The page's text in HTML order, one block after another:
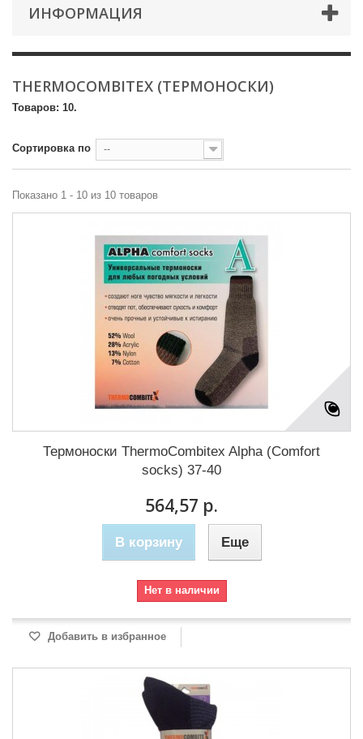
ИНФОРМАЦИЯ
THERMOCOMBITEX (ТЕРМОНОСКИ)
Товаров: 10.
Сортировка по --
Показано 1 - 10 из 10 товаров
Термоноски ThermoCombitex Alpha (Comfort
socks) 37-40
564,57 р.
В корзину Еще
Нет в наличии
Добавить в избранное